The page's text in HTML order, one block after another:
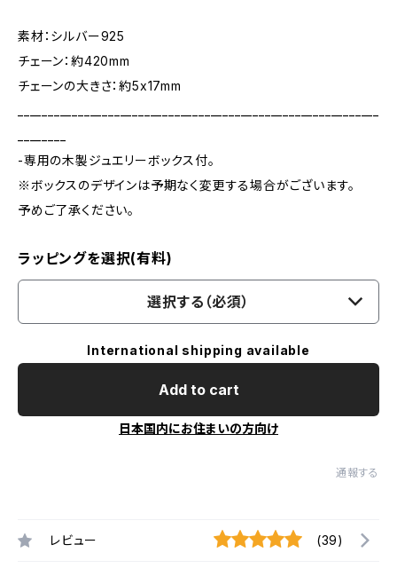
素材：シルバー925
チェーン：約420mm
チェーンの大きさ：約5x17mm
-専用の木製ジュエリーボックス付。
※ボックスのデザインは予期なく変更する場合がございます。
予めご了承ください。
ラッピングを選択(有料)
選択する（必須）
International shipping available
Add to cart
日本国内にお住まいの方向け
通報する
レビュー (39)